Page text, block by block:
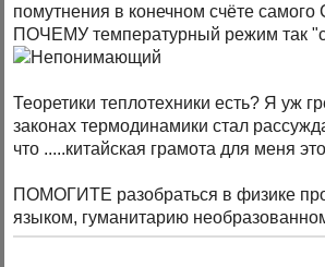
помутнения в конечном счёте
ПОЧЕМУ температурный режим так
Теоретики теплотехники есть? Я уж
законах термодинамики стал
что .....китайская грамота для меня
ПОМОГИТЕ разобраться в физике
языком, гуманитарию